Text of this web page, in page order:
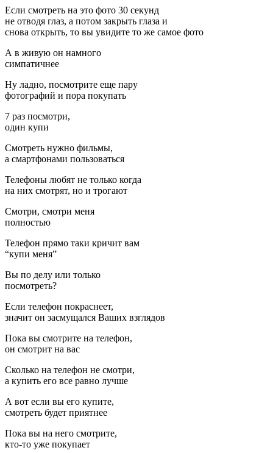
Если смотреть на это фото 30 секунд
не отводя глаз, а потом закрыть глаза и
снова открыть, то вы увидите то же самое фото
А в живую он намного
симпатичнее
Ну ладно, посмотрите еще пару
фотографий и пора покупать
7 раз посмотри,
один купи
Смотреть нужно фильмы,
а смартфонами пользоваться
Телефоны любят не только когда
на них смотрят, но и трогают
Смотри, смотри меня
полностью
Телефон прямо таки кричит вам
“купи меня”
Вы по делу или только
посмотреть?
Если телефон покраснеет,
значит он засмущался Ваших взглядов
Пока вы смотрите на телефон,
он смотрит на вас
Сколько на телефон не смотри,
а купить его все равно лучше
А вот если вы его купите,
смотреть будет приятнее
Пока вы на него смотрите,
кто-то уже покупает